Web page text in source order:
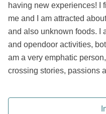
having new experiences! I
me and I am attracted
and also unknown foods. I
and opendoor activities,
am a very emphatic
crossing stories, passions